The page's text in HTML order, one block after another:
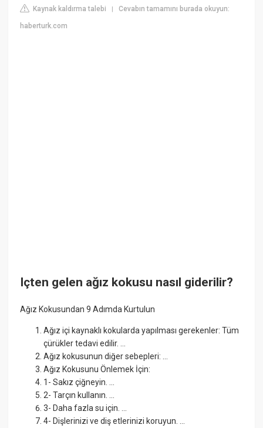
Kaynak kaldırma talebi |Cevabın tamamını burada okuyun:
haberturk.com
Içten gelen ağız kokusu nasıl giderilir?
Ağız Kokusundan 9 Adımda Kurtulun
Ağız içi kaynaklı kokularda yapılması gerekenler: Tüm
çürükler tedavi edilir. ...
Ağız kokusunun diğer sebepleri: ...
Ağız Kokusunu Önlemek İçin:
1- Sakız çiğneyin. ...
2- Tarçın kullanın. ...
3- Daha fazla su için. ...
4- Dişlerinizi ve diş etlerinizi koruyun. ...